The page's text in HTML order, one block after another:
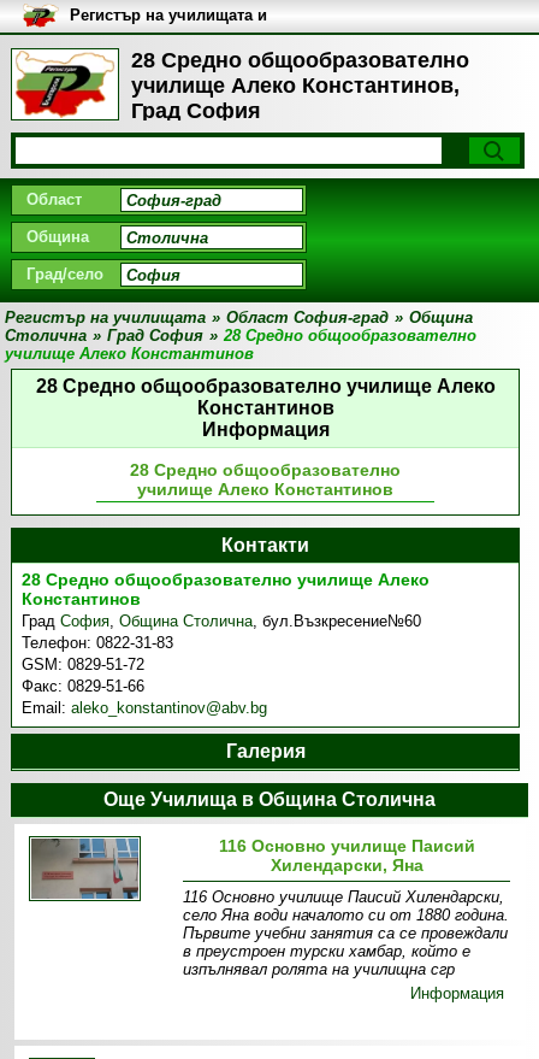
28 Средно общообразователно
училище Алеко Константинов,
Град София
Регистър на училищата и
университетите в България
Област
Община
Град/село
Регистър на училищата » Област София-град » Община
Столична » Град София » 28 Средно общообразователно
училище Алеко Константинов
28 Средно общообразователно училище Алеко
Константинов
Информация
28 Средно общообразователно
училище Алеко Константинов
Контакти
28 Средно общообразователно училище Алеко
Константинов
ГрадСофия,Община Столична,бул.Възкресение№60
Телефон:0822-31-83
GSM:0829-51-72
Факс:0829-51-66
Email:aleko_konstantinov@abv.bg
Галерия
Още Училища в Община Столична
116 Основно училище Паисий
Хилендарски, Яна
116 Основно училище Паисий Хилендарски,
село Яна води началото си от 1880 година.
Първите учебни занятия са се провеждали
в преустроен турски хамбар, който е
изпълнявал ролята на училищна сгр
Информация